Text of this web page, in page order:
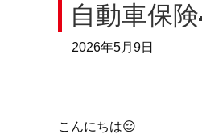
自動車保
2026年5月9日
こんにちは😌